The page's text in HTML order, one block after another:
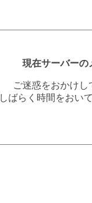
現在サーバーの
ご迷惑をおかけし
しばらく時間をおい